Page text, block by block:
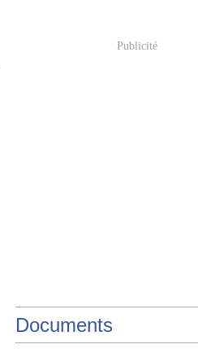
Publicité
Documents